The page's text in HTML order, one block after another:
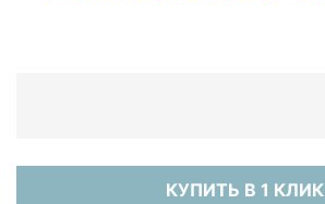
КУПИТЬ В 1 КЛИК